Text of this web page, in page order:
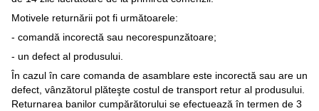
Motivele returnării pot fi următoarele:
- comandă incorectă sau necorespunzătoare;
- un defect al produsului.
În cazul în care comanda de asamblare este incorectă sau are un
defect, vânzătorul plăteşte costul de transport retur al produsului.
Returnarea banilor cumpărătorului se efectuează în termen de 3